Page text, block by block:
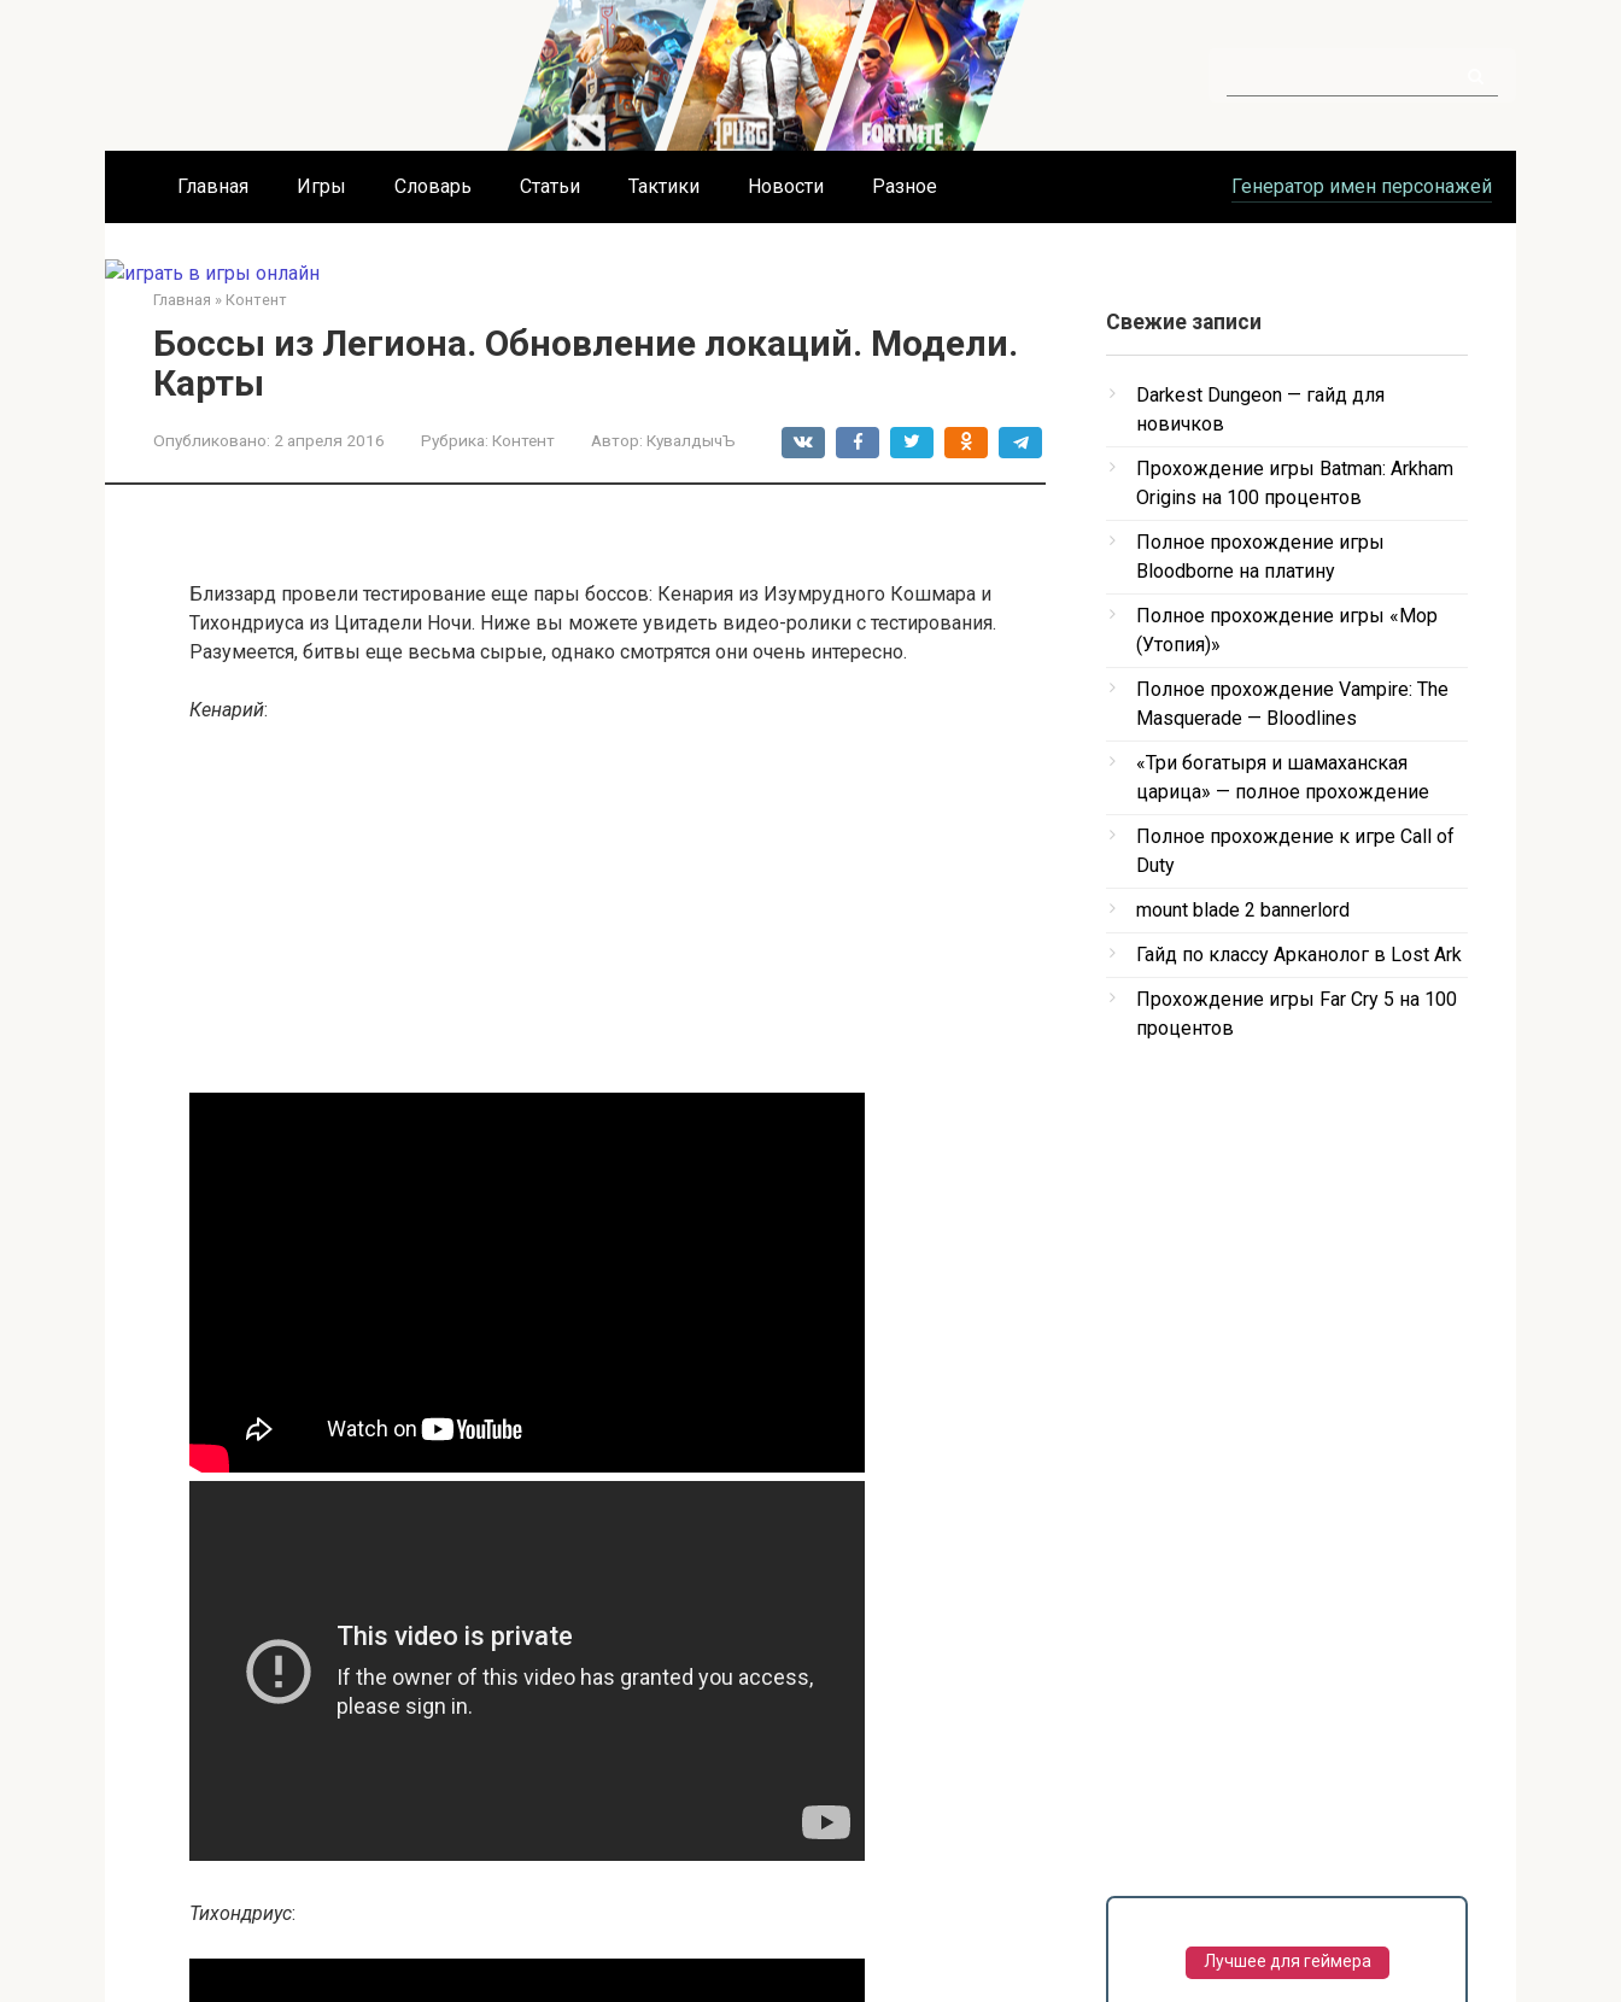
Главная Игры Словарь Статьи Тактики Новости Разное Генератор имен персонажей
Главная » Контент
Боссы из Легиона. Обновление локаций. Модели.
Карты
Опубликовано: 2 апреля 2016 Рубрика: Контент Автор: КувалдычЪ
Близзард провели тестирование еще пары боссов: Кенария из Изумрудного Кошмара и
Тихондриуса из Цитадели Ночи. Ниже вы можете увидеть видео-ролики с тестирования.
Разумеется, битвы еще весьма сырые, однако смотрятся они очень интересно.
Кенарий:
Тихондриус:
Свежие записи
Darkest Dungeon — гайд для
новичков
Прохождение игры Batman: Arkham
Origins на 100 процентов
Полное прохождение игры
Bloodborne на платину
Полное прохождение игры «Мор
(Утопия)»
Полное прохождение Vampire: The
Masquerade — Bloodlines
«Три богатыря и шамаханская
царица» — полное прохождение
Полное прохождение к игре Call of
Duty
mount blade 2 bannerlord
Гайд по классу Арканолог в Lost Ark
Прохождение игры Far Cry 5 на 100
процентов
Лучшее для геймера